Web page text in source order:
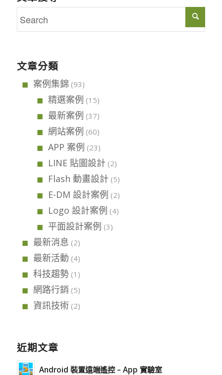
文章分類
案例集錦 (93)
精選案例 (15)
最新案例 (37)
網站案例 (60)
APP 案例 (23)
LINE 貼圖設計(2)
Flash 動畫設計(5)
E-DM 設計案例 (2)
Logo 設計案例 (4)
平面設計案例 (3)
最新消息 (2)
最新活動 (4)
科技趨勢(1)
網路行銷 (5)
資訊技術(2)
近期文章
Android 裝置遠端遙控 – App 實驗室